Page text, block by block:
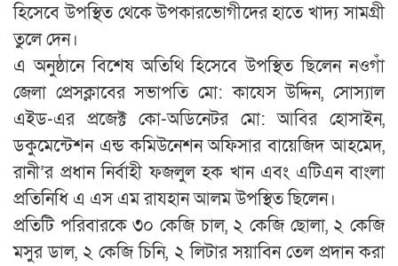
হিসেবে উপস্থিত থেকে উপকারভোগীদের হাতে খাদ্য সামগ্রী
তুলে দেন।
এ অনুষ্ঠানে বিশেষ অতিথি হিসেবে উপস্থিত ছিলেন নওগাঁ
জেলা প্রেসক্লাবের সভাপতি মো: কাযেস উদ্দিন, সোস্যাল
এইড-এর প্রজেক্ট কো-অডিনেটর মো: আবির হোসাইন,
ডকুমেন্টেশন এন্ড কমিউনেশন অফিসার বায়েজিদ আহমেদ,
রানী’র প্রধান নির্বাহী ফজলুল হক খান এবং এটিএন বাংলা
প্রতিনিধি এ এস এম রাযহান আলম উপস্থিত ছিলেন।
প্রতিটি পরিবারকে ৩০ কেজি চাল, ২ কেজি ছোলা, ২ কেজি
মসুর ডাল, ২ কেজি চিনি, ২ লিটার সয়াবিন তেল প্রদান করা